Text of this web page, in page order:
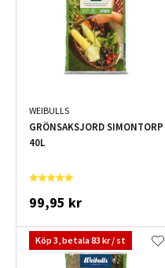
WEIBULLS
GRÖNSAKSJORD SIMONTORP
40L
99,95 kr
Köp 3, betala 83 kr / st